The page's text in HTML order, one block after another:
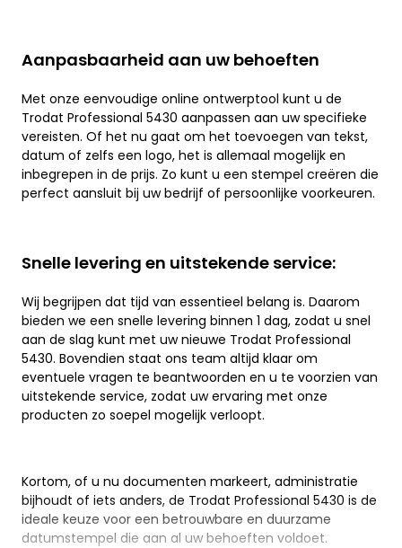
Aanpasbaarheid aan uw behoeften
Met onze eenvoudige online ontwerptool kunt u de
Trodat Professional 5430 aanpassen aan uw specifieke
vereisten. Of het nu gaat om het toevoegen van tekst,
datum of zelfs een logo, het is allemaal mogelijk en
inbegrepen in de prijs. Zo kunt u een stempel creëren die
perfect aansluit bij uw bedrijf of persoonlijke voorkeuren.
Snelle levering en uitstekende service:
Wij begrijpen dat tijd van essentieel belang is. Daarom
bieden we een snelle levering binnen 1 dag, zodat u snel
aan de slag kunt met uw nieuwe Trodat Professional
5430. Bovendien staat ons team altijd klaar om
eventuele vragen te beantwoorden en u te voorzien van
uitstekende service, zodat uw ervaring met onze
producten zo soepel mogelijk verloopt.
Kortom, of u nu documenten markeert, administratie
bijhoudt of iets anders, de Trodat Professional 5430 is de
ideale keuze voor een betrouwbare en duurzame
datumstempel die aan al uw behoeften voldoet.